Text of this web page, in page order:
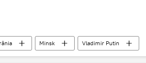
Minsk
Vladimir Putin
Ucrânia em foco da política internacional